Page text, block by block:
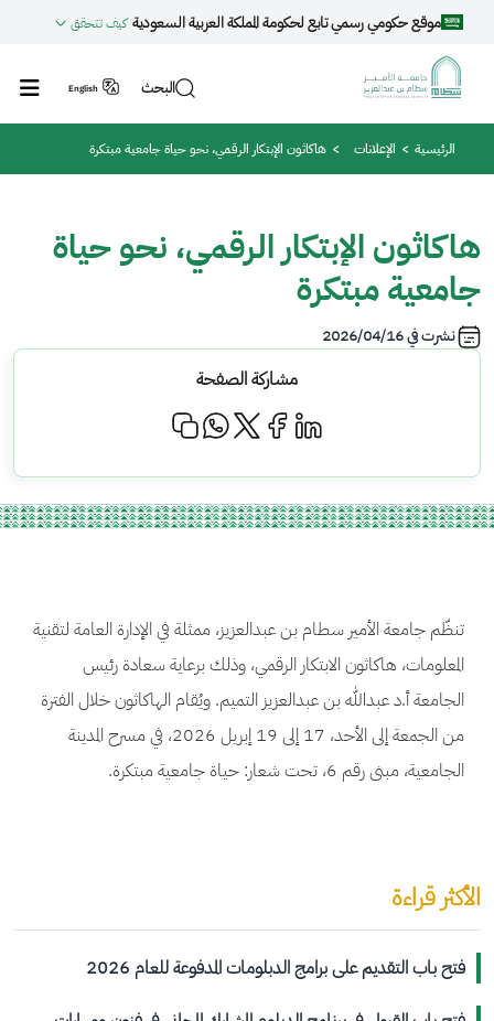
تجاوز إلى المحتوى الرئيسي
موقع حكومي رسمي تابع لحكومة المملكة العربية السعودية كيف تتحقق
البحث English
مسار التنقل
الرئيسية الإعلانات هاكاثون الإبتكار الرقمي، نحو حياة جامعية مبتكرة
هاكاثون الإبتكار الرقمي، نحو حياة
جامعية مبتكرة
نشرت في2026/04/16
مشاركة الصفحة
تنظّم جامعة الأمير سطام بن عبدالعزيز، ممثلة في الإدارة العامة لتقنية
المعلومات، هاكاثون الابتكار الرقمي، وذلك برعاية سعادة رئيس
الجامعة أ.د عبدالله بن عبدالعزيز التميم. ويُقام الهاكاثون خلال الفترة
من الجمعة إلى الأحد، 17 إلى 19 إبريل 2026، في مسرح المدينة
الجامعية، مبنى رقم 6، تحت شعار: حياة جامعية مبتكرة.
الأكثر قراءة
فتح باب التقديم على برامج الدبلومات المدفوعة للعام 2026